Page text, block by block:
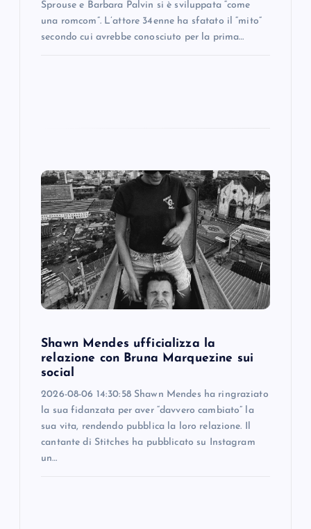
Sprouse e Barbara Palvin si è sviluppata “come
una romcom”. L’attore 34enne ha sfatato il “mito”
secondo cui avrebbe conosciuto per la prima…
Shawn Mendes ufficializza la
relazione con Bruna Marquezine sui
social
2026-08-06 14:30:58 Shawn Mendes ha ringraziato
la sua fidanzata per aver “davvero cambiato” la
sua vita, rendendo pubblica la loro relazione. Il
cantante di Stitches ha pubblicato su Instagram
un…